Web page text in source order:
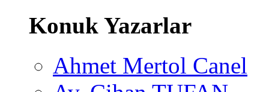
Konuk Yazarlar
Ahmet Mertol Canel